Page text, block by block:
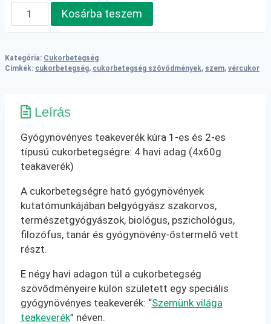
Cukorbetegeknek
teakúra
Szemünk
világa
Kosárba teszem
Kategória: Cukorbetegség
Címkék: cukorbetegség, cukorbetegség szövődmények, szem, vércukor
Leírás
Gyógynövényes teakeverék kúra 1-es és 2-es
típusú cukorbetegségre: 4 havi adag (4x60g
teakaverék)
A cukorbetegségre ható gyógynövények
kutatómunkájában belgyógyász szakorvos,
természetgyógyászok, biológus, pszichológus,
filozófus, tanár és gyógynövény-őstermelő vett
részt.
E négy havi adagon túl a cukorbetegség
szövődményeire külön született egy speciális
gyógynövényes teakeverék: “Szemünk világa
teakeverék” néven.